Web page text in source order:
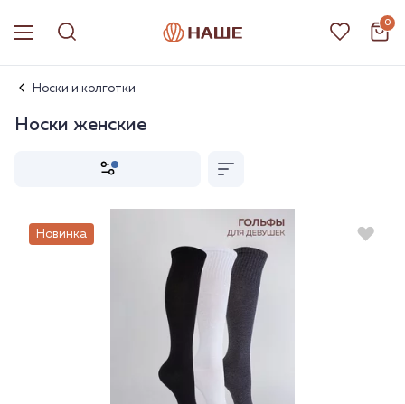
0
Носки и колготки
Носки женские
Новинка